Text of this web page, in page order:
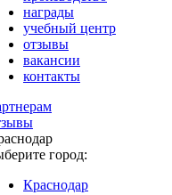
награды
учебный центр
отзывы
вакансии
контакты
город:
Краснодар